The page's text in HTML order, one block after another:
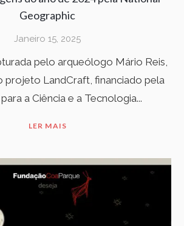
Geographic
Janeiro 15, 2025
pelo arqueólogo Mário Reis,
projeto LandCraft, financiado pela
a Ciência e a Tecnologia...
LER MAIS